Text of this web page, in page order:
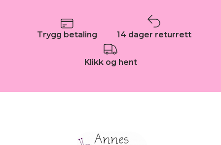
Trygg betaling 14 dager returrett
Klikk og hent